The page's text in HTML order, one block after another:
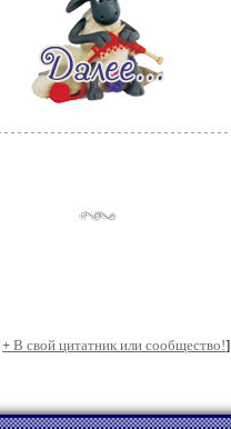
+ В свой цитатник или сообщество!]